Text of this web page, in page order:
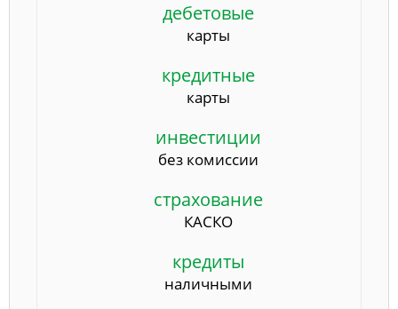
дебетовые
карты
кредитные
карты
инвестиции
без комиссии
страхование
КАСКО
кредиты
наличными